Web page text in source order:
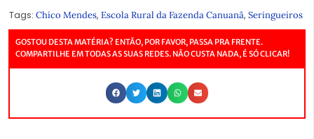
Tags: Chico Mendes, Escola Rural da Fazenda Canuanã, Seringueiros
GOSTOU DESTA MATÉRIA? ENTÃO, POR FAVOR, PASSA PRA FRENTE.
COMPARTILHE EM TODAS AS SUAS REDES. NÃO CUSTA NADA, É SÓ CLICAR!